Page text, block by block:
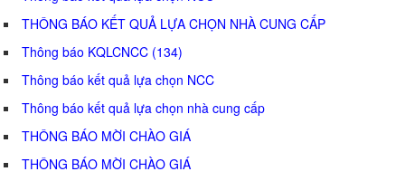
THÔNG BÁO KẾT QUẢ LỰA CHỌN NHÀ CUNG CẤP
Thông báo KQLCNCC (134)
Thông báo kết quả lựa chọn NCC
Thông báo kết quả lựa chọn nhà cung cấp
THÔNG BÁO MỜI CHÀO GIÁ
THÔNG BÁO MỜI CHÀO GIÁ